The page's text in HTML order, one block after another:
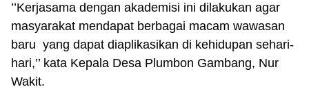
’’Kerjasama dengan akademisi ini dilakukan agar
masyarakat mendapat berbagai macam wawasan
baru yang dapat diaplikasikan di kehidupan sehari-
hari,’’ kata Kepala Desa Plumbon Gambang, Nur
Wakit.